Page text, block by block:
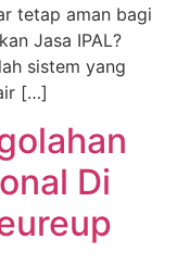
tetap aman bagi
Jasa IPAL?
sistem yang
[…]
Di